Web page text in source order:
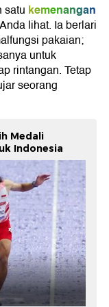
satu kemenangan
lihat. Ia berlari
pakaian;
untuk
rintangan. Tetap
seorang
Medali
Indonesia